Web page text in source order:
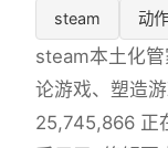
steam 动作
steam本土化
论游戏、塑造
25,745,866 正